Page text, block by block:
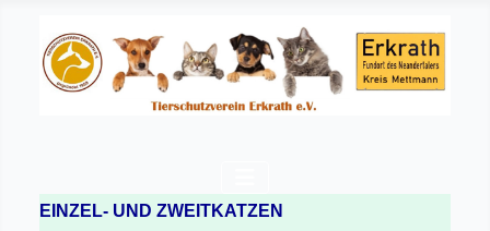
EINZEL- UND ZWEITKATZEN